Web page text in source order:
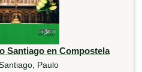
Santiago en Compostela
Paulo